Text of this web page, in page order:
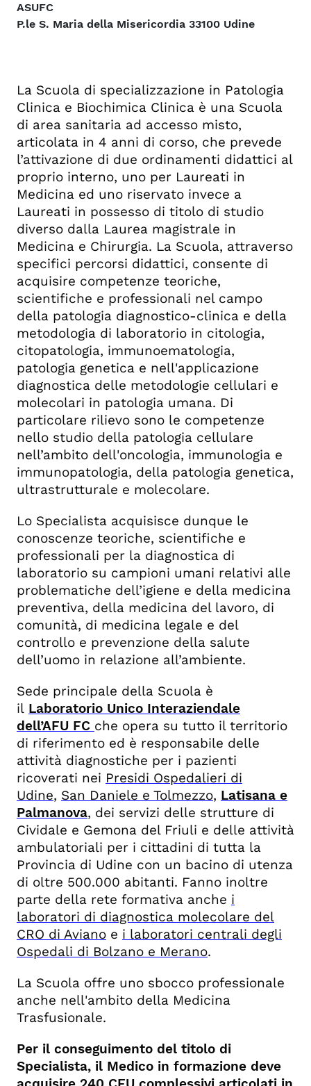
ASUFC
P.le S. Maria della Misericordia 33100 Udine
La Scuola di specializzazione in Patologia
Clinica e Biochimica Clinica è una Scuola
di area sanitaria ad accesso misto,
articolata in 4 anni di corso, che prevede
l’attivazione di due ordinamenti didattici al
proprio interno, uno per Laureati in
Medicina ed uno riservato invece a
Laureati in possesso di titolo di studio
diverso dalla Laurea magistrale in
Medicina e Chirurgia. La Scuola, attraverso
specifici percorsi didattici, consente di
acquisire competenze teoriche,
scientifiche e professionali nel campo
della patologia diagnostico-clinica e della
metodologia di laboratorio in citologia,
citopatologia, immunoematologia,
patologia genetica e nell'applicazione
diagnostica delle metodologie cellulari e
molecolari in patologia umana. Di
particolare rilievo sono le competenze
nello studio della patologia cellulare
nell’ambito dell'oncologia, immunologia e
immunopatologia, della patologia genetica,
ultrastrutturale e molecolare.
Lo Specialista acquisisce dunque le
conoscenze teoriche, scientifiche e
professionali per la diagnostica di
laboratorio su campioni umani relativi alle
problematiche dell’igiene e della medicina
preventiva, della medicina del lavoro, di
comunità, di medicina legale e del
controllo e prevenzione della salute
dell’uomo in relazione all’ambiente.
Sede principale della Scuola è
il Laboratorio Unico Interaziendale
dell’AFU FC che opera su tutto il territorio
di riferimento ed è responsabile delle
attività diagnostiche per i pazienti
ricoverati nei Presidi Ospedalieri di
Udine, San Daniele e Tolmezzo, Latisana e
Palmanova, dei servizi delle strutture di
Cividale e Gemona del Friuli e delle attività
ambulatoriali per i cittadini di tutta la
Provincia di Udine con un bacino di utenza
di oltre 500.000 abitanti. Fanno inoltre
parte della rete formativa anche i
laboratori di diagnostica molecolare del
CRO di Aviano e i laboratori centrali degli
Ospedali di Bolzano e Merano.
La Scuola offre uno sbocco professionale
anche nell'ambito della Medicina
Trasfusionale.
Per il conseguimento del titolo di
Specialista, il Medico in formazione deve